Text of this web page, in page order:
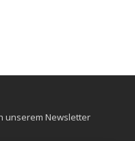
unserem Newsletter